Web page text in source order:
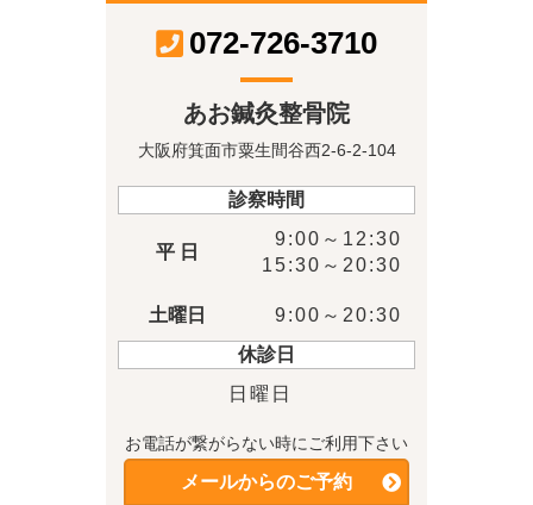
072-726-3710
あお鍼灸整骨院
大阪府箕面市粟生間谷西2-6-2-104
診察時間
平 日
9:00～12:30
15:30～20:30
土曜日
9:00～20:30
休診日
日曜日
お電話が繋がらない時にご利用下さい
メールからのご予約